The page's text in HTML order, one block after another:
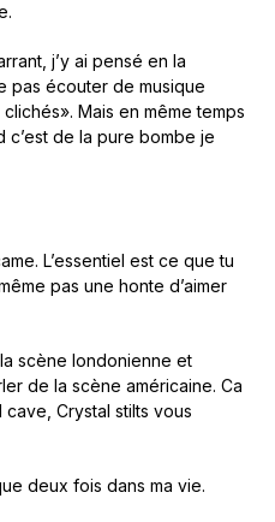
j’y ai pensé en la
pas écouter de musique
Mais en même temps
c’est de la pure bombe je
L’essentiel est ce que tu
pas une honte d’aimer
scène londonienne et
de la scène américaine. Ca
Crystal stilts vous
deux fois dans ma vie.